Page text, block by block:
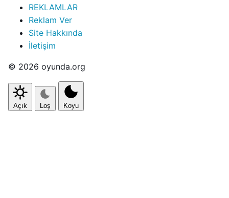
REKLAMLAR
Reklam Ver
Site Hakkında
İletişim
© 2026 oyunda.org
Açık Loş Koyu